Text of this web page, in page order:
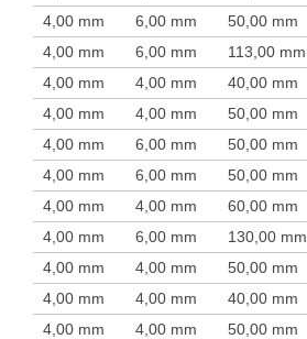
4,00 mm
6,00 mm 50,00 mm
4,00 mm
6,00 mm 113,00 mm
4,00 mm
4,00 mm 40,00 mm
4,00 mm
4,00 mm 50,00 mm
4,00 mm
6,00 mm 50,00 mm
4,00 mm
6,00 mm 50,00 mm
4,00 mm
4,00 mm 60,00 mm
4,00 mm
6,00 mm 130,00 mm
4,00 mm
4,00 mm 50,00 mm
4,00 mm
4,00 mm 40,00 mm
4,00 mm
4,00 mm 50,00 mm